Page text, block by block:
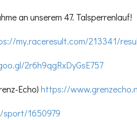
an unserem 47. Talsperrenlauf!
my.raceresult.com/213341/
2r6h9qgRxDyGsE757
Echo) https://
1650979